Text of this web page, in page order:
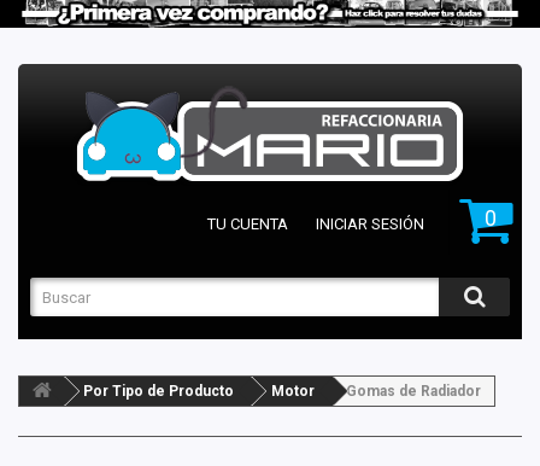
0
TU CUENTA INICIAR SESIÓN
Por Tipo de Producto Motor Gomas de Radiador